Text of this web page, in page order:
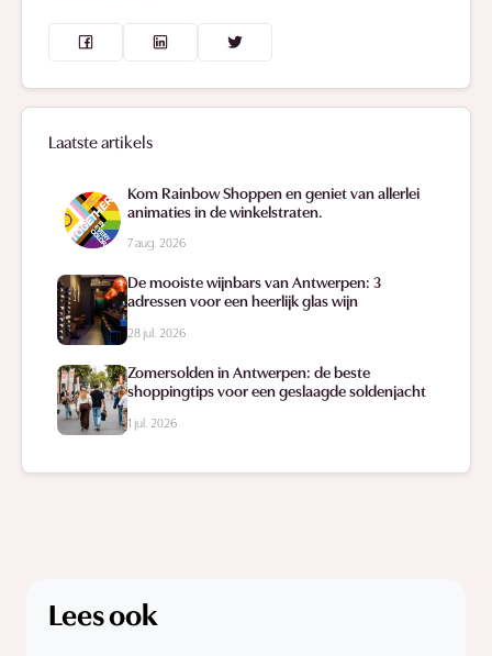
Laatste artikels
Kom Rainbow Shoppen en geniet van allerlei
animaties in de winkelstraten.
7 aug. 2026
De mooiste wijnbars van Antwerpen: 3
adressen voor een heerlijk glas wijn
28 jul. 2026
Zomersolden in Antwerpen: de beste
shoppingtips voor een geslaagde soldenjacht
1 jul. 2026
Lees ook